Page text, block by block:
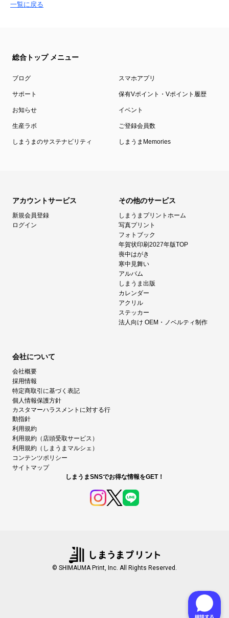
一覧に戻る
総合トップ メニュー
ブログ スマホアプリ
サポート 保有Vポイント・Vポイント履歴
お知らせ イベント
生産ラボ ご登録会員数
しまうまのサステナビリティ しまうまMemories
アカウントサービス
新規会員登録
ログイン
その他のサービス
しまうまプリントホーム
写真プリント
フォトブック
年賀状印刷2027年版TOP
喪中はがき
寒中見舞い
アルバム
しまうま出版
カレンダー
アクリル
ステッカー
法人向け OEM・ノベルティ制作
会社について
会社概要
採用情報
特定商取引に基づく表記
個人情報保護方針
カスタマーハラスメントに対する行
動指針
利用規約
利用規約（店頭受取サービス）
利用規約（しまうまマルシェ）
コンテンツポリシー
サイトマップ
しまうまSNSでお得な情報をGET！
© SHIMAUMA Print, Inc. All Rights Reserved.